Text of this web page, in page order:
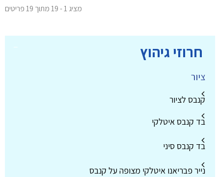
מציג 1 - 19 מתוך 19 פריטים
חרוזי גיהוץ
ציור
קנבס לציור
בד קנבס איטלקי
בד קנבס סיני
נייר פבריאנו איטלקי מצופה על קנבס